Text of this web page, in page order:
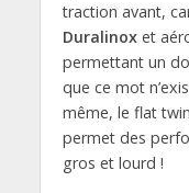
traction avant,
Duralinoxet
permettant un
que ce mot
même, le flat
permet des
gros et lourd !